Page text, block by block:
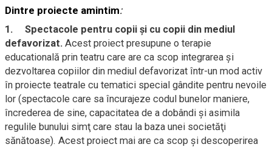
Dintre proiecte amintim:
1. Spectacole pentru copii şi cu copii din mediul
defavorizat. Acest proiect presupune o terapie
educatională prin teatru care are ca scop integrarea şi
dezvoltarea copiilor din mediul defavorizat într-un mod activ
în proiecte teatrale cu tematici special gândite pentru nevoile
lor (spectacole care sa încurajeze codul bunelor maniere,
încrederea de sine, capacitatea de a dobândi şi asimila
regulile bunului simţ care stau la baza unei societăţi
sănătoase). Acest proiect mai are ca scop şi descoperirea